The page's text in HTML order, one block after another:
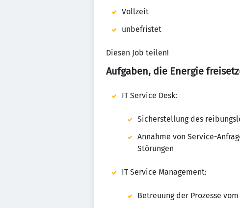
Vollzeit
unbefristet
Diesen Job teilen!
Aufgaben, die Energie
IT Service Desk:
Sicherstellung des
Annahme von Service-
Störungen
IT Service Management:
Betreuung der Prozesse